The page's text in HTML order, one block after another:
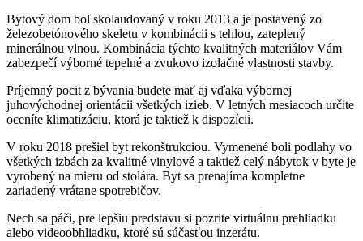
Bytový dom bol skolaudovaný v roku 2013 a je postavený zo
železobetónového skeletu v kombinácii s tehlou, zateplený
minerálnou vlnou. Kombinácia týchto kvalitných materiálov Vám
zabezpečí výborné tepelné a zvukovo izolačné vlastnosti stavby.
Príjemný pocit z bývania budete mať aj vďaka výbornej
juhovýchodnej orientácii všetkých izieb. V letných mesiacoch určite
oceníte klimatizáciu, ktorá je taktiež k dispozícii.
V roku 2018 prešiel byt rekonštrukciou. Vymenené boli podlahy vo
všetkých izbách za kvalitné vinylové a taktiež celý nábytok v byte je
vyrobený na mieru od stolára. Byt sa prenajíma kompletne
zariadený vrátane spotrebičov.
Nech sa páči, pre lepšiu predstavu si pozrite virtuálnu prehliadku
alebo videoobhliadku, ktoré sú súčasťou inzerátu.